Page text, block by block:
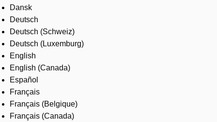
Services
About us
Where to buy
Contact us
Careers
Dansk
Deutsch
Deutsch (Schweiz)
Deutsch (Luxemburg)
English
English (Canada)
Español
Français
Français (Belgique)
Français (Canada)